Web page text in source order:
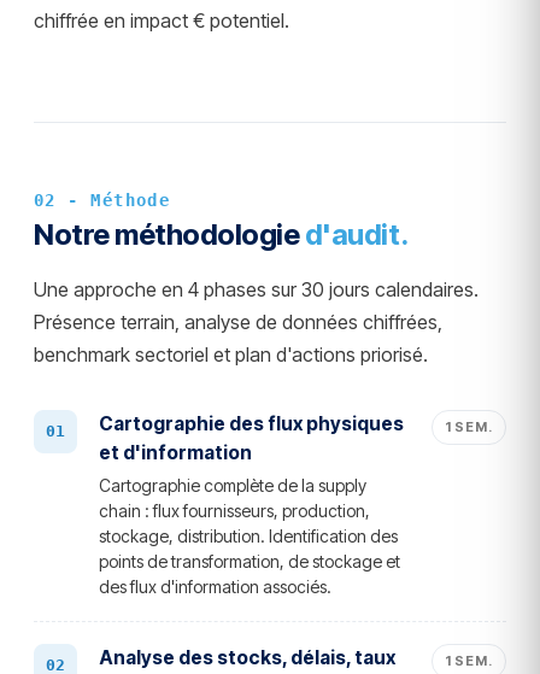
chiffrée en impact € potentiel.
02 - Méthode
Notre méthodologied'audit.
Une approche en 4 phases sur 30 jours calendaires.
Présence terrain, analyse de données chiffrées,
benchmark sectoriel et plan d'actions priorisé.
Cartographie des flux physiques
et d'information
Cartographie complète de la supply
chain : flux fournisseurs, production,
stockage, distribution. Identification des
points de transformation, de stockage et
des flux d'information associés.
1 SEM.
Analyse des stocks, délais, taux
1 SEM.